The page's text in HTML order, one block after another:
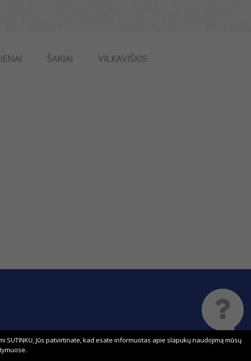
ŠAKIAI
VILKAVIŠKIS
Sprendimas:
Jūs patvirtinate, kad esate informuotas apie slapukų naudojimą mūsų